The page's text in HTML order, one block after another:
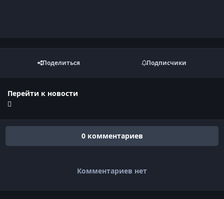
Поделиться Подписчики
Перейти к новости
0 комментариев
Комментариев нет